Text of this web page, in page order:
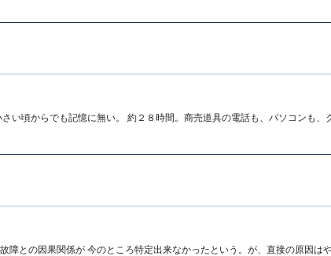
い頃からでも記憶に無い。 約２８時間。商売道具の電話も、パソコンも、
障との因果関係が 今のところ特定出来なかったという。が、直接の原因は